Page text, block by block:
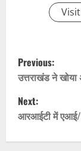
P
o
s
Previous:
उत्तराखंड ने
Next:
आरआईटी में एआई/